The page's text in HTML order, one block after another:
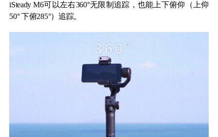
iSteady M6可以左右360°无限制追踪，也能上下俯仰（上仰
50° 下俯285°）追踪。